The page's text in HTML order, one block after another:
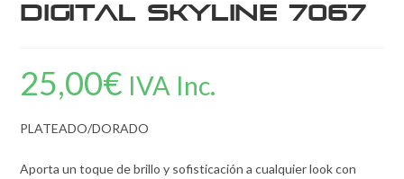
Digital Skyline 7067
25,00€ IVA Inc.
PLATEADO/DORADO
Aporta un toque de brillo y sofisticación a cualquier look con